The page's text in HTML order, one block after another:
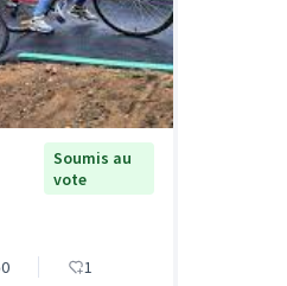
Soumis au
vote
0 1